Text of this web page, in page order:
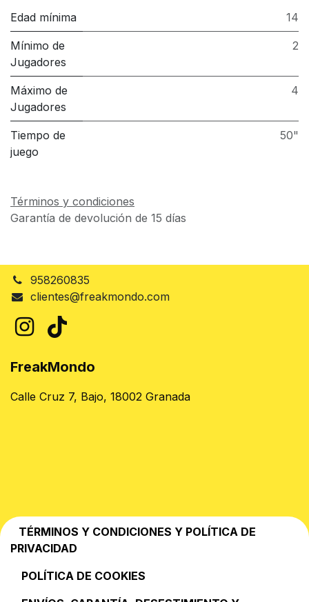
Edad mínima 14
Mínimo de
Jugadores
2
Máximo de
Jugadores
4
Tiempo de
juego
50"
Términos y condiciones
Garantía de devolución de 15 días
958260835
clientes@freakmondo.com
FreakMondo
Calle Cruz 7, Bajo, 18002 Granada
TÉRMINOS Y CONDICIONES Y POLÍTICA DE
PRIVACIDAD
POLÍTICA DE COOKIES